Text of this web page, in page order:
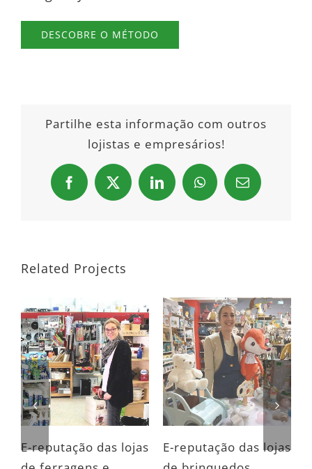
DESCOBRE O MÉTODO
Partilhe esta informação com outros
lojistas e empresários!
Facebook
X LinkedInWhatsAppEmail
Related Projects
E-reputação das lojas
E-reputação das lojas